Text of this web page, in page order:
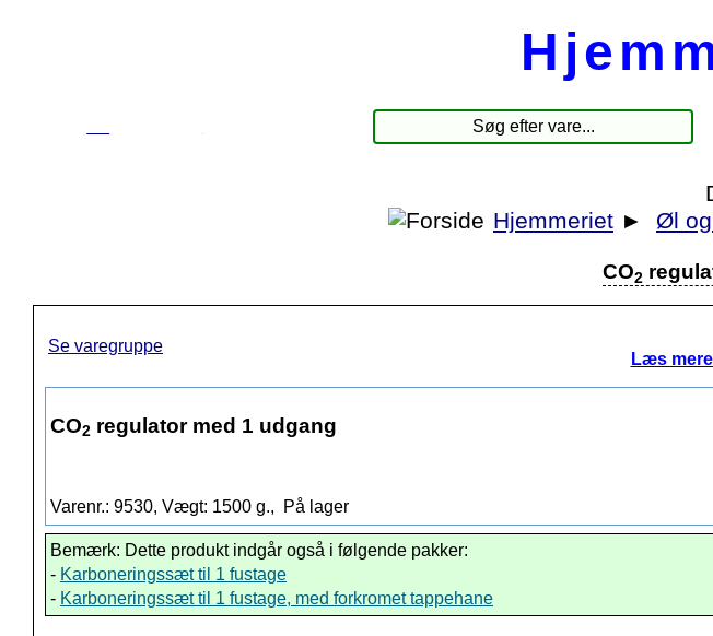
Hjemmeriet ► Øl
CO2
Se varegruppe
Læs
CO2 regulator med 1 udgang
Varenr.: 9530, Vægt: 1500 g., På lager
Bemærk: Dette produkt indgår også i følgende pakker:
- Karboneringssæt til 1 fustage
- Karboneringssæt til 1 fustage, med forkromet tappehane